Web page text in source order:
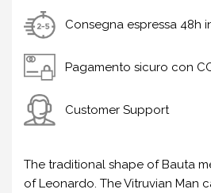
Consegna espressa 48h
Pagamento sicuro con
Customer Support
The traditional shape of Bauta
of Leonardo. The Vitruvian Man